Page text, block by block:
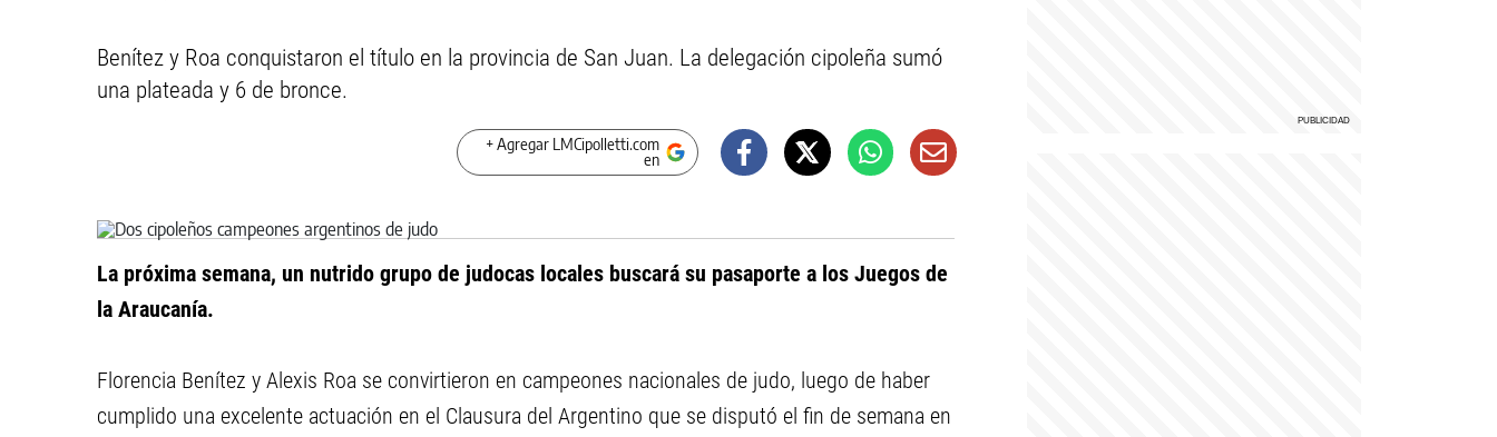
Benítez y Roa conquistaron el título en la provincia de San Juan. La delegación cipoleña sumó
una plateada y 6 de bronce.
+ Agregar LMCipolletti.com
en
La próxima semana, un nutrido grupo de judocas locales buscará su pasaporte a los Juegos de
la Araucanía.
Florencia Benítez y Alexis Roa se convirtieron en campeones nacionales de judo, luego de haber
cumplido una excelente actuación en el Clausura del Argentino que se disputó el fin de semana en